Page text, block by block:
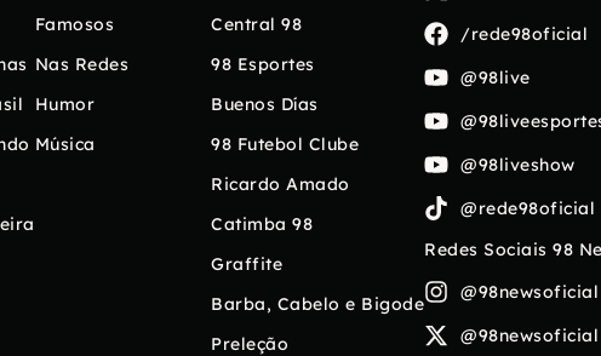
Famosos
Nas Redes
Humor
Música
Central 98
98 Esportes
Buenos Días
98 Futebol Clube
Ricardo Amado
Catimba 98
Graffite
Barba, Cabelo e Bigode
Preleção
/rede98oficial
@98live
@98liveshow
@rede98oficial
Redes Sociais 98
@98newsoficial
@98newsoficial